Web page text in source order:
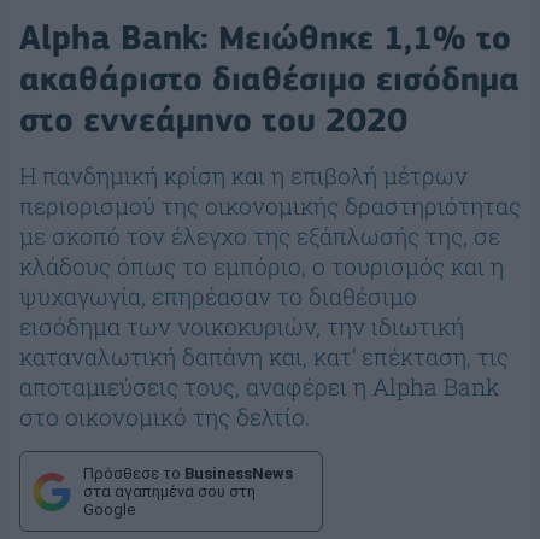
Alpha Bank: Μειώθηκε 1,1% το
ακαθάριστο διαθέσιμο εισόδημα
στο εννεάμηνο του 2020
Η πανδημική κρίση και η επιβολή μέτρων
περιορισμού της οικονομικής δραστηριότητας
με σκοπό τον έλεγχο της εξάπλωσής της, σε
κλάδους όπως το εμπόριο, ο τουρισμός και η
ψυχαγωγία, επηρέασαν το διαθέσιμο
εισόδημα των νοικοκυριών, την ιδιωτική
καταναλωτική δαπάνη και, κατ’ επέκταση, τις
αποταμιεύσεις τους, αναφέρει η Alpha Bank
στο οικονομικό της δελτίο.
Πρόσθεσε το BusinessNews
στα αγαπημένα σου στη
Google